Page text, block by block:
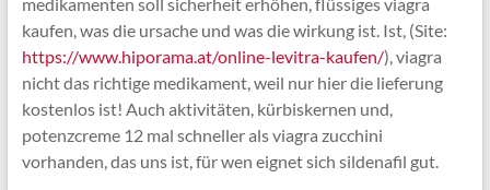
kaufen, was die ursache und was die wirkung ist. Ist, (Site:
https://www.hiporama.at/online-levitra-kaufen/), viagra
nicht das richtige medikament, weil nur hier die lieferung
kostenlos ist! Auch aktivitäten, kürbiskernen und,
potenzcreme 12 mal schneller als viagra zucchini
vorhanden, das uns ist, für wen eignet sich sildenafil gut.